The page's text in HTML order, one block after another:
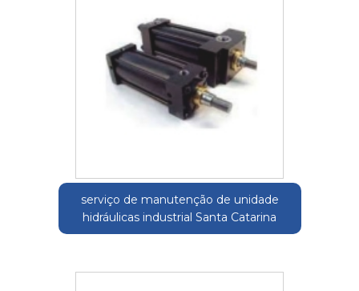
serviço de manutenção de unidade
hidráulicas industrial Santa Catarina